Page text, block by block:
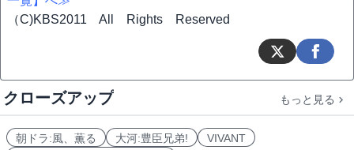
（C)KBS2011 All Rights Reserved
クローズアップ もっと見る
朝ドラ:風、薫る 大河:豊臣兄弟!
VIVANT